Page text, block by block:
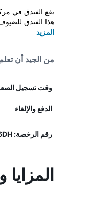
هذا الفندق
المزيد
من الجيد أن
وقت تسجيل
الدفع والإلغاء
رقم الرخصة: IT058091B4N4SWO6DH